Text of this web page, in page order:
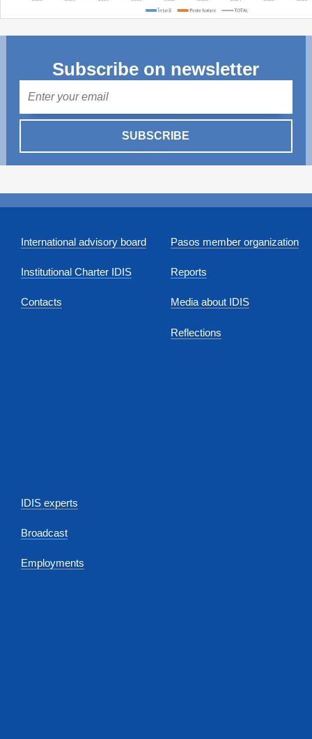
Subscribe on newsletter
SUBSCRIBE
International advisory board
Institutional Charter IDIS
Contacts
Pasos member organization
Reports
Media about IDIS
Reflections
IDIS experts
Broadcast
Employments